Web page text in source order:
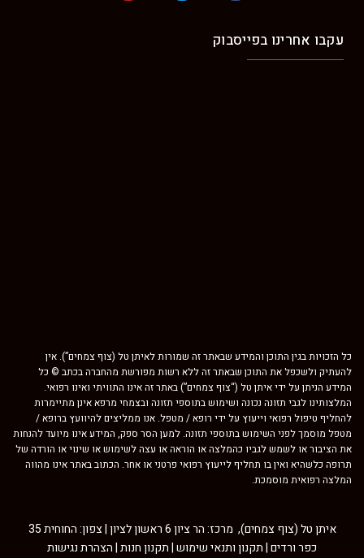
אחרינו בפייסבוק
בגין התוכן והמידע שבאתר זה שמורות לאיתן טל (צוף צמחים”). אין
ולשכפל את התוכן שבאתר זה ללא רשות מפורשת מהחברה בכתב © כל
על ידי איתן טל (“צוף צמחים”) באתר זה אינו התוויתי ואינו רפואי.
לגבי תזונה נכונה ושימוש בתוספי תזונה ובצמחי מרפא אינן מתיימרות
רפואי וייעוץ על ידי רופא / מטפל. אנו ממליצים להיוועץ ברופא /
לפני השימוש בתוספי תזונה. למען הסר ספק, המידע אינו מיועד להנחות
או לשמש לגביו כהמלצה או הוראה או עצה לשימוש או שינוי או הורדה של
ואין בו תחליף לייעוץ רפואי פרטני או אחר. הכתוב באתר אינו מהווה
מוסמכת.
איתן טל (צוף צמחים), מרכז: הר ציון 6 ראשון לציון | צפון: החוחית 35
כפר ורדים |תקנון ותנאי שימוש|תקנון חנות|הצהרת נגישות